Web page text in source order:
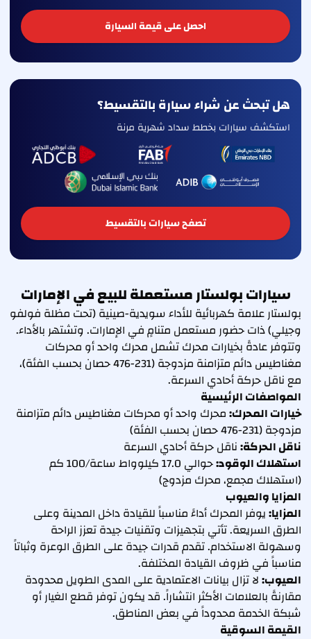
احصل على قيمة السيارة
هل تبحث عن شراء سيارة بالتقسيط؟
استكشف سيارات بخطط سداد شهرية مرنة
تصفح سيارات بالتقسيط
سيارات بولستار مستعملة للبيع في الإمارات
بولستار علامة كهربائية للأداء سويدية-صينية (تحت مظلة فولفو
وجيلي) ذات حضور مستعمل متنامٍ في الإمارات. وتشتهر بالأداء.
وتتوفر عادةً بخيارات محرك تشمل محرك واحد أو محركات
مغناطيس دائم متزامنة مزدوجة (231-476 حصان بحسب الفئة)،
مع ناقل حركة أحادي السرعة.
المواصفات الرئيسية
خيارات المحرك:محرك واحد أو محركات مغناطيس دائم متزامنة
مزدوجة (231-476 حصان بحسب الفئة)
ناقل الحركة:ناقل حركة أحادي السرعة
استهلاك الوقود:
حوالي 17.0 كيلوواط ساعة/100 كم
(استهلاك مجمع، محرك مزدوج)
المزايا والعيوب
المزايا:يوفر المحرك أداءً مناسباً للقيادة داخل المدينة وعلى
الطرق السريعة. تأتي بتجهيزات وتقنيات جيدة تعزز الراحة
وسهولة الاستخدام. تقدم قدرات جيدة على الطرق الوعرة وثباتاً
مناسباً في ظروف القيادة المختلفة.
العيوب:لا تزال بيانات الاعتمادية على المدى الطويل محدودة
مقارنةً بالعلامات الأكثر انتشاراً. قد يكون توفر قطع الغيار أو
شبكة الخدمة محدوداً في بعض المناطق.
القيمة السوقية